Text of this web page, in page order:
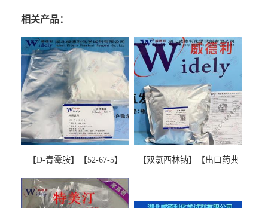
相关产品：
【D-青霉胺】【52-67-5】
图谱检测方法现货供应咨询
张军52-67-5
【双氯西林钠】【出口药典